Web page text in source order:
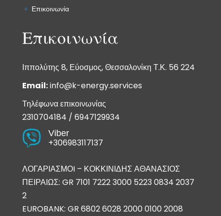
Επικοινωνία
Επικοινωνία
Ιππολύτης 8, Εύοσμος, Θεσσαλονίκη Τ.Κ. 56 224
Email:info@k-energy.services
Τηλέφωνα επικοινωνίας
2310704184 / 6947129934
 Viber
+306983117137
ΛΟΓΑΡΙΑΣΜΟI – ΚΟΚΚΙΝΙΔΗΣ ΑΘΑΝΑΣΙΟΣ
ΠΕΙΡΑΙΩΣ: GR 7101 7222 3000 5223 0834 2037
2
EUROBANK: GR 6802 6028 2000 0100 2008